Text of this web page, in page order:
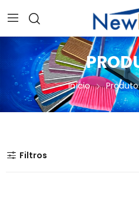
Secure crypto portfolio
Visit Ledger Live
- easily manage,
Início
Filtros